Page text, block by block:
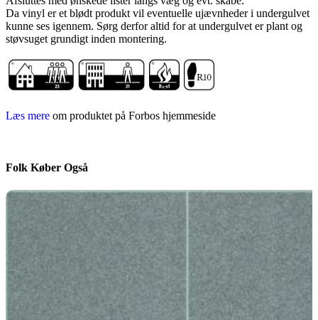
Da vinyl er et blødt produkt vil eventuelle ujævnheder i undergulvet
kunne ses igennem. Sørg derfor altid for at undergulvet er plant og
støvsuget grundigt inden montering.
Læs mere om produktet på Forbos hjemmeside
Folk Køber Også